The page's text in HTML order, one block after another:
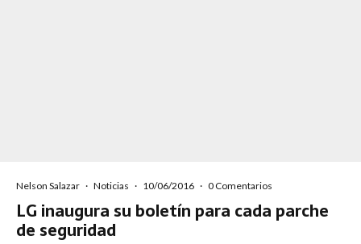
Nelson Salazar · Noticias · 10/06/2016 · 0 Comentarios
LG inaugura su boletín para cada parche
de seguridad